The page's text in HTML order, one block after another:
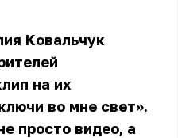
Ковальчук
на их
во мне свет».
просто видео, а